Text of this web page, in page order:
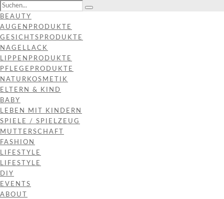
BEAUTY
AUGENPRODUKTE
GESICHTSPRODUKTE
NAGELLACK
LIPPENPRODUKTE
PFLEGEPRODUKTE
NATURKOSMETIK
ELTERN & KIND
BABY
LEBEN MIT KINDERN
SPIELE / SPIELZEUG
MUTTERSCHAFT
FASHION
LIFESTYLE
LIFESTYLE
DIY
EVENTS
ABOUT